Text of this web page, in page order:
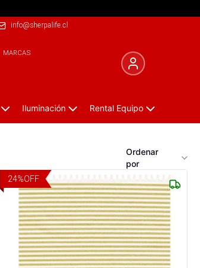
info@sherpalife.cl
MARCAS
Iluminación Rental Equipo
Ordenar
por
24%OFF